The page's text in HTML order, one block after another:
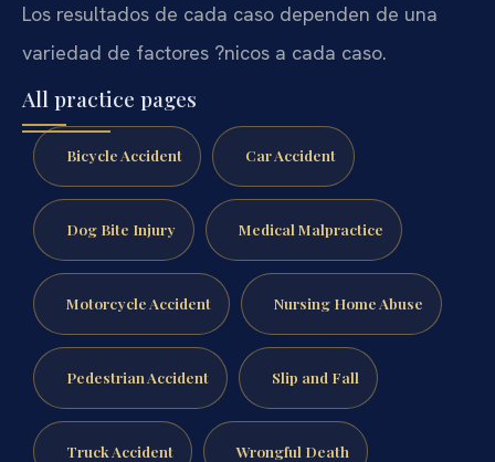
Los resultados de cada caso dependen de una
variedad de factores ?nicos a cada caso.
All practice pages
Bicycle Accident Car Accident
Dog Bite Injury Medical Malpractice
Motorcycle Accident Nursing Home Abuse
Pedestrian Accident Slip and Fall
Truck Accident Wrongful Death